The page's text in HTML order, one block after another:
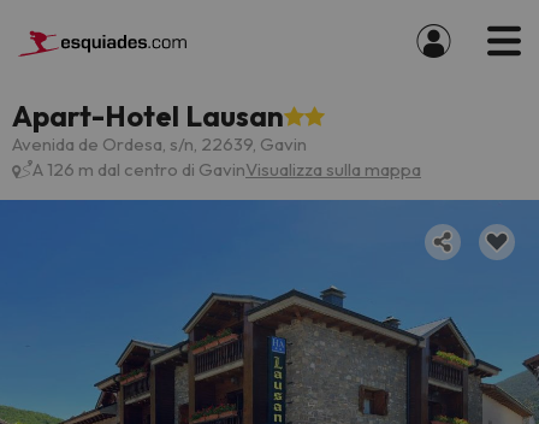
Apart-Hotel Lausan
Avenida de Ordesa, s/n, 22639, Gavin
A 126 m dal centro di GavinVisualizza sulla mappa